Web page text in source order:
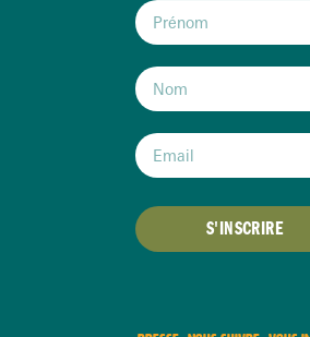
S'INSCRIRE